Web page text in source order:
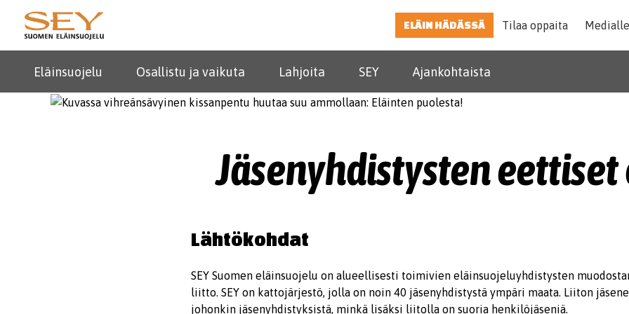
ELÄIN HÄDÄSSÄ Tilaa oppaita Medialle
Eläinsuojelu Osallistu ja vaikuta Lahjoita SEY Ajankohtaista
Jäsenyhdistysten
Lähtökohdat
SEY Suomen eläinsuojelu on alueellisesti toimivien eläinsuojeluyhdistysten
liitto. SEY on kattojärjestö, jolla on noin 40 jäsenyhdistystä ympäri maata. Liiton
johonkin jäsenyhdistyksistä, minkä lisäksi liitolla on suoria henkilöjäseniä.